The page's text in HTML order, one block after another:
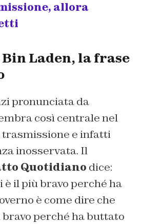
allora
Bin Laden, la frase
pronunciata da
così centrale nel
e infatti
inosservata. Il
Quotidiano dice:
è il più bravo perché ha
è come dire che
perché ha buttato